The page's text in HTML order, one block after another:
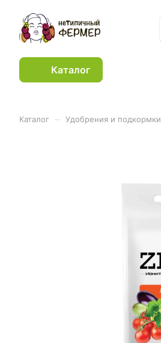
Каталог
Каталог Удобрения и подкормки